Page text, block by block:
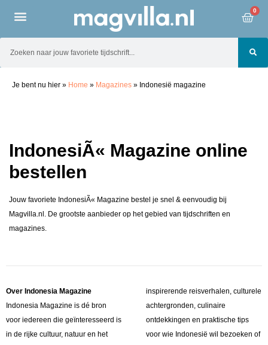
0
Je bent nu hier » Home » Magazines » Indonesië magazine
IndonesiÃ« Magazine online
bestellen
Jouw favoriete IndonesiÃ« Magazine bestel je snel & eenvoudig bij
Magvilla.nl. De grootste aanbieder op het gebied van tijdschriften en
magazines.
Over Indonesia Magazine
Indonesia Magazine is dé bron
voor iedereen die geïnteresseerd is
in de rijke cultuur, natuur en het
inspirerende reisverhalen, culturele
achtergronden, culinaire
ontdekkingen en praktische tips
voor wie Indonesië wil bezoeken of